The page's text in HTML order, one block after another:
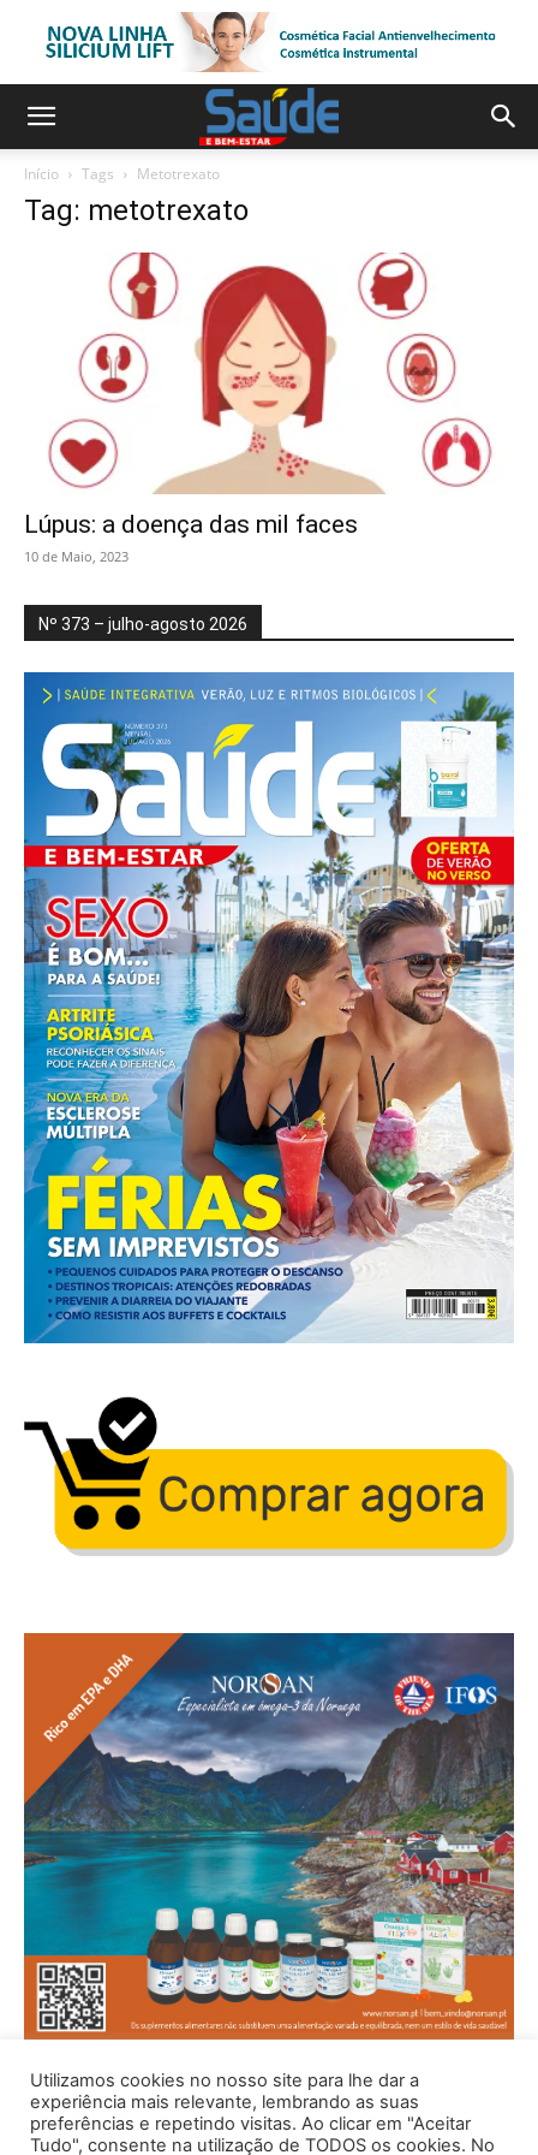
Início Tags Metotrexato
Tag: metotrexato
Lúpus: a doença das mil faces
10 de Maio, 2023
Nº 373 – julho-agosto 2026
Utilizamos cookies no nosso site para lhe dar a
experiência mais relevante, lembrando as suas
preferências e repetindo visitas. Ao clicar em "Aceitar
Tudo", consente na utilização de TODOS os cookies. No